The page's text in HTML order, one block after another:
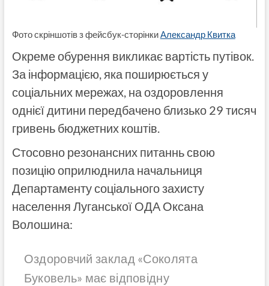
Фото скріншотів з фейсбук-сторінкиАлександр Квитка
Окреме обурення викликає вартість путівок.
За інформацією, яка поширюється у
соціальних мережах, на оздоровлення
однієї дитини передбачено близько 29 тисяч
гривень бюджетних коштів.
Стосовно резонансних питаннь свою
позицію оприлюднила начальниця
Департаменту соціального захисту
населення Луганської ОДА Оксана
Волошина:
Оздоровчий заклад «Соколята
Буковель» має відповідну